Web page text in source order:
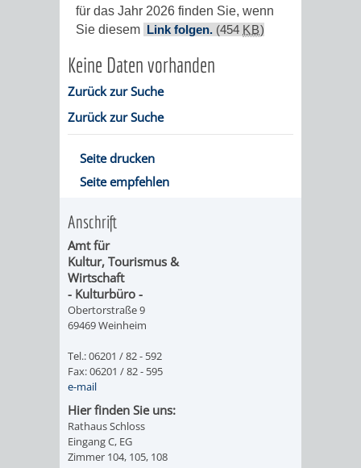
IMAGEFILMENGAGIERTE
für das Jahr 2026 finden Sie, wenn
Sie diesem Link folgen. (454 KB)
Keine Daten vorhanden
Zurück zur Suche
Zurück zur Suche
Seite drucken
Seite empfehlen
Anschrift
Amt für
Kultur, Tourismus &
Wirtschaft
- Kulturbüro -
Obertorstraße 9
69469 Weinheim
Tel.: 06201 / 82 - 592
Fax: 06201 / 82 - 595
e-mail
Hier finden Sie uns:
Rathaus Schloss
Eingang C, EG
Zimmer 104, 105, 108